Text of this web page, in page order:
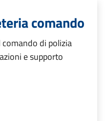
comando
comando di polizia
e supporto